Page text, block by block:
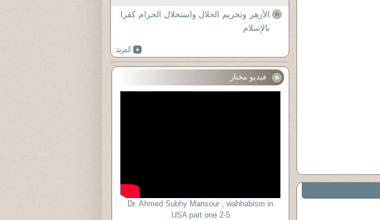
الأزهر وتحريم الحلال واستحلال الحرام كفرا
بالإسلام
فيديو مختار
Dr. Ahmed Subhy Mansour , wahhabism in
USA part one 2-5